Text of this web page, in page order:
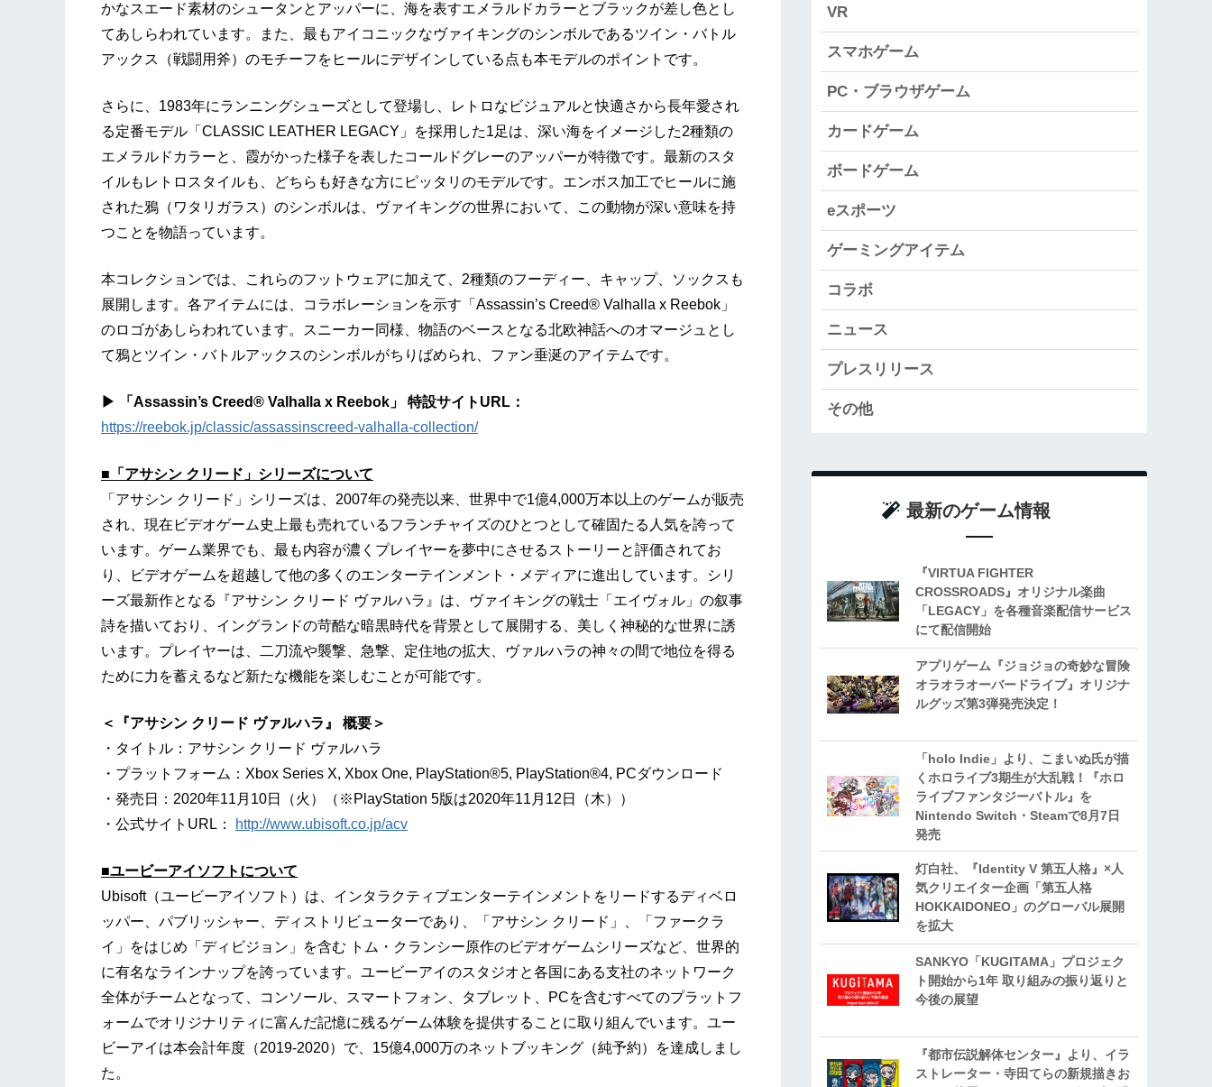
かなスエード素材のシュータンとアッパーに、海を表すエメラルドカラーとブラックが差し色とし
てあしらわれています。また、最もアイコニックなヴァイキングのシンボルであるツイン・バトル
アックス（戦闘用斧）のモチーフをヒールにデザインしている点も本モデルのポイントです。
さらに、1983年にランニングシューズとして登場し、レトロなビジュアルと快適さから長年愛され
る定番モデル「CLASSIC LEATHER LEGACY」を採用した1足は、深い海をイメージした2種類の
エメラルドカラーと、霞がかった様子を表したコールドグレーのアッパーが特徴です。最新のスタ
イルもレトロスタイルも、どちらも好きな方にピッタリのモデルです。エンボス加工でヒールに施
された鴉（ワタリガラス）のシンボルは、ヴァイキングの世界において、この動物が深い意味を持
つことを物語っています。
本コレクションでは、これらのフットウェアに加えて、2種類のフーディー、キャップ、ソックスも
展開します。各アイテムには、コラボレーションを示す「Assassin’s Creed® Valhalla x Reebok」
のロゴがあしらわれています。スニーカー同様、物語のベースとなる北欧神話へのオマージュとし
て鴉とツイン・バトルアックスのシンボルがちりばめられ、ファン垂涎のアイテムです。
▶ 「Assassin’s Creed® Valhalla x Reebok」 特設サイトURL：
https://reebok.jp/classic/assassinscreed-valhalla-collection/
■「アサシン クリード」シリーズについて
「アサシン クリード」シリーズは、2007年の発売以来、世界中で1億4,000万本以上のゲームが販売
され、現在ビデオゲーム史上最も売れているフランチャイズのひとつとして確固たる人気を誇って
います。ゲーム業界でも、最も内容が濃くプレイヤーを夢中にさせるストーリーと評価されてお
り、ビデオゲームを超越して他の多くのエンターテインメント・メディアに進出しています。シリ
ーズ最新作となる『アサシン クリード ヴァルハラ』は、ヴァイキングの戦士「エイヴォル」の叙事
詩を描いており、イングランドの苛酷な暗黒時代を背景として展開する、美しく神秘的な世界に誘
います。プレイヤーは、二刀流や襲撃、急撃、定住地の拡大、ヴァルハラの神々の間で地位を得る
ために力を蓄えるなど新たな機能を楽しむことが可能です。
＜『アサシン クリード ヴァルハラ』 概要＞
・タイトル：アサシン クリード ヴァルハラ
・プラットフォーム：Xbox Series X, Xbox One, PlayStation®5, PlayStation®4, PCダウンロード
・発売日：2020年11月10日（火）（※PlayStation 5版は2020年11月12日（木））
・公式サイトURL：
http://www.ubisoft.co.jp/acv
■ユービーアイソフトについて
Ubisoft（ユービーアイソフト）は、インタラクティブエンターテインメントをリードするディベロ
ッパー、パブリッシャー、ディストリビューターであり、「アサシン クリード」、「ファークラ
イ」をはじめ「ディビジョン」を含む トム・クランシー原作のビデオゲームシリーズなど、世界的
に有名なラインナップを誇っています。ユービーアイのスタジオと各国にある支社のネットワーク
全体がチームとなって、コンソール、スマートフォン、タブレット、PCを含むすべてのプラットフ
ォームでオリジナリティに富んだ記憶に残るゲーム体験を提供することに取り組んでいます。ユー
ビーアイは本会計年度（2019-2020）で、15億4,000万のネットブッキング（純予約）を達成しまし
た。
VR
スマホゲーム
PC・ブラウザゲーム
カードゲーム
ボードゲーム
eスポーツ
ゲーミングアイテム
コラボ
ニュース
プレスリリース
その他
最新のゲーム情報
『VIRTUA FIGHTER
CROSSROADS』オリジナル楽曲
「LEGACY」を各種音楽配信サービス
にて配信開始
アプリゲーム『ジョジョの奇妙な冒険
オラオラオーバードライブ』オリジナ
ルグッズ第3弾発売決定！
「holo Indie」より、こまいぬ氏が描
くホロライブ3期生が大乱戦！『ホロ
ライブファンタジーバトル』を
Nintendo Switch・Steamで8月7日
発売
灯白社、『Identity V 第五人格』×人
気クリエイター企画「第五人格
HOKKAIDONEO」のグローバル展開
を拡大
SANKYO「KUGITAMA」プロジェク
ト開始から1年 取り組みの振り返りと
今後の展望
『都市伝説解体センター』より、イラ
ストレーター・寺田てらの新規描きお